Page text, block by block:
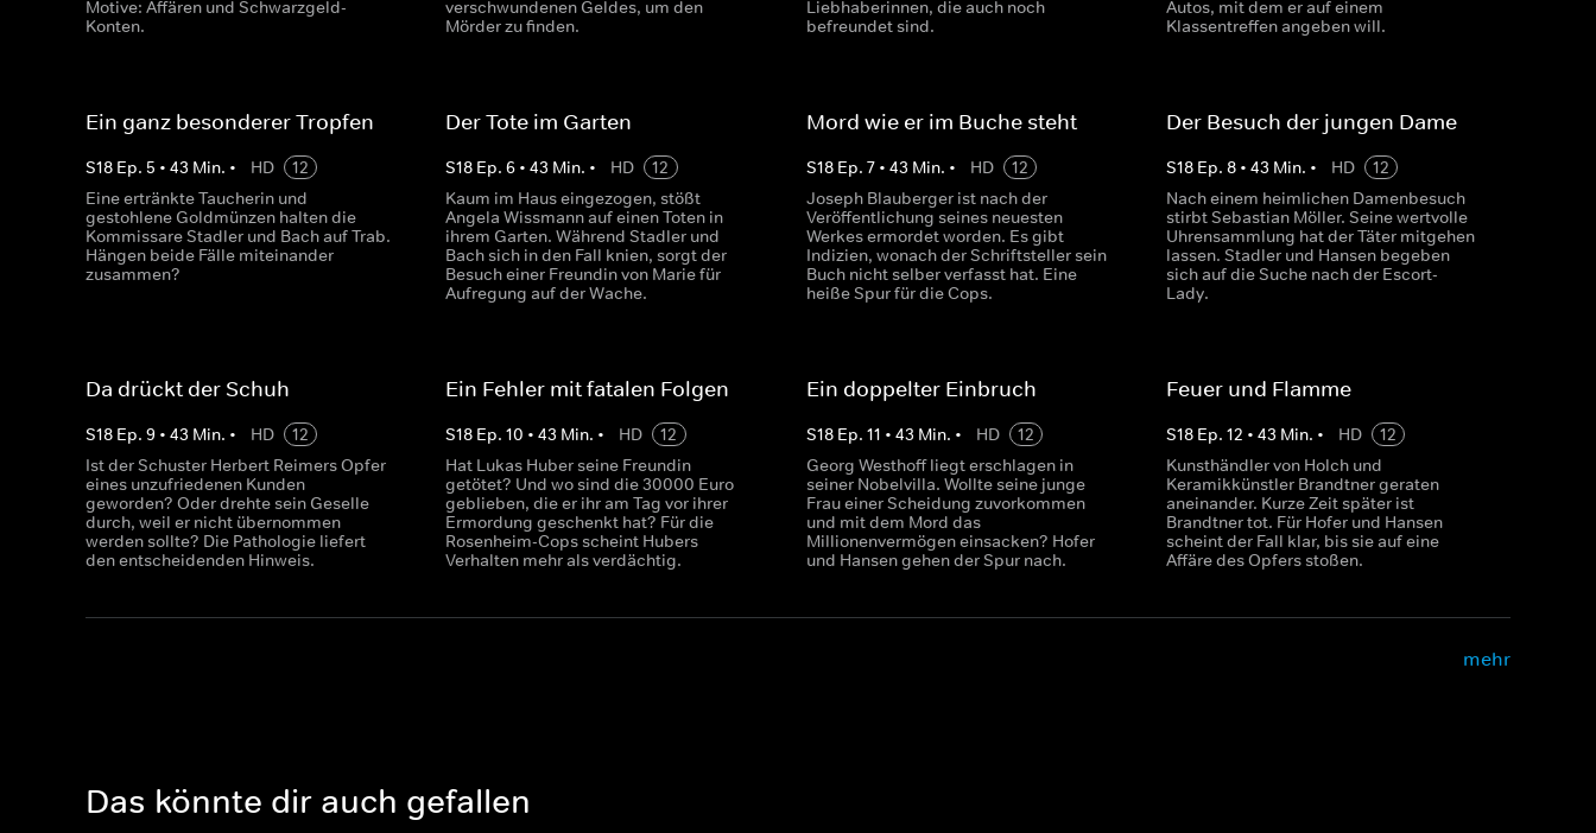
Motive: Affären und Schwarzgeld-
Konten.
verschwundenen Geldes, um den
Mörder zu finden.
Liebhaberinnen, die auch noch
befreundet sind.
Autos, mit dem er auf einem
Klassentreffen angeben will.
Ein ganz besonderer Tropfen
S18 Ep. 5 • 43 Min. • HD
12
Eine ertränkte Taucherin und
gestohlene Goldmünzen halten die
Kommissare Stadler und Bach auf Trab.
Hängen beide Fälle miteinander
zusammen?
Der Tote im Garten
S18 Ep.6 •43 Min. • HD
12
Kaum im Haus eingezogen, stößt
Angela Wissmann auf einen Toten in
ihrem Garten. Während Stadler und
Bach sich in den Fall knien, sorgt der
Besuch einer Freundin von Marie für
Aufregung auf der Wache.
Mord wie er im Buche steht
S18 Ep. 7• 43 Min. • HD
12
Joseph Blauberger ist nach der
Veröffentlichung seines neuesten
Werkes ermordet worden. Es gibt
Indizien, wonach der Schriftsteller sein
Buch nicht selber verfasst hat. Eine
heiße Spur für die Cops.
Der Besuch der jungen Dame
S18 Ep. 8• 43 Min. • HD
12
Nach einem heimlichen Damenbesuch
stirbt Sebastian Möller. Seine wertvolle
Uhrensammlung hat der Täter mitgehen
lassen. Stadler und Hansen begeben
sich auf die Suche nach der Escort-
Lady.
Da drückt der Schuh
S18 Ep. 9 • 43 Min. • HD
12
Ist der Schuster Herbert Reimers Opfer
eines unzufriedenen Kunden
geworden? Oder drehte sein Geselle
durch, weil er nicht übernommen
werden sollte? Die Pathologie liefert
den entscheidenden Hinweis.
Ein Fehler mit fatalen Folgen
S18 Ep.10 •43 Min. • HD
12
Hat Lukas Huber seine Freundin
getötet? Und wo sind die 30000 Euro
geblieben, die er ihr am Tag vor ihrer
Ermordung geschenkt hat? Für die
Rosenheim-Cops scheint Hubers
Verhalten mehr als verdächtig.
Ein doppelter Einbruch
S18 Ep. 11 • 43 Min. • HD
12
Georg Westhoff liegt erschlagen in
seiner Nobelvilla. Wollte seine junge
Frau einer Scheidung zuvorkommen
und mit dem Mord das
Millionenvermögen einsacken? Hofer
und Hansen gehen der Spur nach.
Feuer und Flamme
S18 Ep. 12 • 43 Min. • HD
12
Kunsthändler von Holch und
Keramikkünstler Brandtner geraten
aneinander. Kurze Zeit später ist
Brandtner tot. Für Hofer und Hansen
scheint der Fall klar, bis sie auf eine
Affäre des Opfers stoßen.
mehr
Das könnte dir auch gefallen